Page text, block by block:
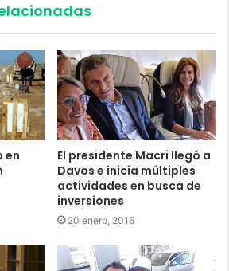
en
El presidente Macri llegó a
Davos e inicia múltiples
actividades en busca de
inversiones
20 enero, 2016